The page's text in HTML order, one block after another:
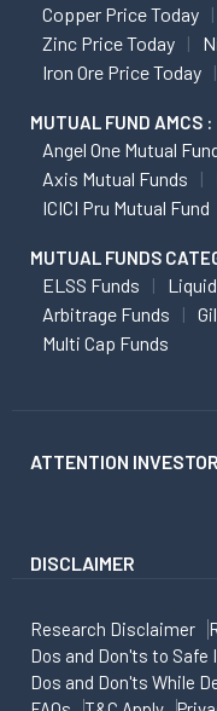
Copper Price Today
Zinc Price Today
Iron Ore Price Today
MUTUAL FUND AMCS :
Angel One Mutual
Axis Mutual Funds
ICICI Pru Mutual Fund
MUTUAL FUNDS
ELSS Funds
Arbitrage Funds
Multi Cap Funds
ATTENTION
DISCLAIMER
Research Disclaimer
Dos and Don'ts to Safe
Dos and Don'ts While